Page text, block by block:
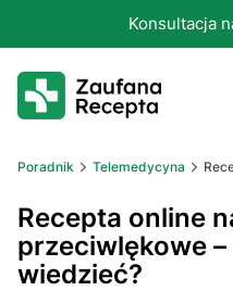
Konsultacja
Poradnik Telemedycyna
Recepta online
przeciwlękowe
wiedzieć?